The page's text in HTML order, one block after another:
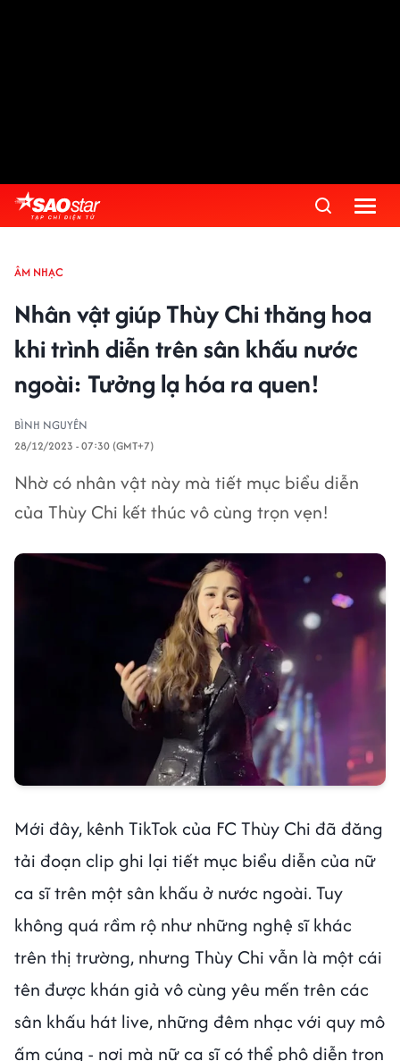
ÂM NHẠC
Nhân vật giúp Thùy Chi thăng hoa
khi trình diễn trên sân khấu nước
ngoài: Tưởng lạ hóa ra quen!
BÌNH NGUYÊN
28/12/2023 - 07:30 (GMT+7)
Nhờ có nhân vật này mà tiết mục biểu diễn
của Thùy Chi kết thúc vô cùng trọn vẹn!
Mới đây, kênh TikTok của FC Thùy Chi đã đăng
tải đoạn clip ghi lại tiết mục biểu diễn của nữ
ca sĩ trên một sân khấu ở nước ngoài. Tuy
không quá rầm rộ như những nghệ sĩ khác
trên thị trường, nhưng Thùy Chi vẫn là một cái
tên được khán giả vô cùng yêu mến trên các
sân khấu hát live, những đêm nhạc với quy mô
ấm cúng - nơi mà nữ ca sĩ có thể phô diễn trọn